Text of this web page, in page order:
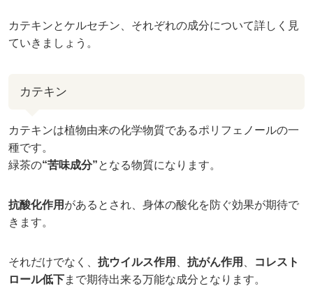
カテキンとケルセチン、それぞれの成分について詳しく見
ていきましょう。
カテキン
カテキンは植物由来の化学物質であるポリフェノールの一
種です。
緑茶の“苦味成分”となる物質になります。
抗酸化作用 があるとされ、身体の酸化を防ぐ効果が期待で
きます。
それだけでなく、 抗ウイルス作用 、 抗がん作用 、
コレスト
ロール低下 まで期待出来る万能な成分となります。